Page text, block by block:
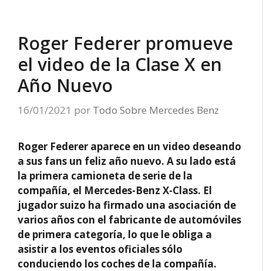
Roger Federer promueve
el video de la Clase X en
Año Nuevo
16/01/2021 por Todo Sobre Mercedes Benz
Roger Federer aparece en un video deseando
a sus fans un feliz año nuevo. A su lado está
la primera camioneta de serie de la
compañía, el Mercedes-Benz X-Class. El
jugador suizo ha firmado una asociación de
varios años con el fabricante de automóviles
de primera categoría, lo que le obliga a
asistir a los eventos oficiales sólo
conduciendo los coches de la compañía.